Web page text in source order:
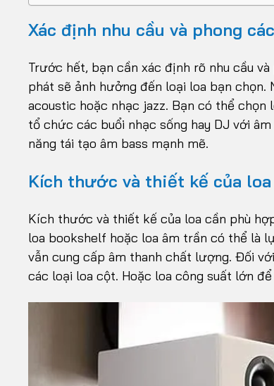
Xác định nhu cầu và phong
Trước hết, bạn cần xác định rõ nhu cầu
phát sẽ ảnh hưởng đến loại loa bạn chọn.
acoustic hoặc nhạc jazz. Bạn có thể
tổ chức các buổi nhạc sống hay DJ với
năng tái tạo âm bass mạnh mẽ.
Kích thước và thiết kế của loa
Kích thước và thiết kế của loa cần phù
loa bookshelf hoặc loa âm trần có thể là
vẫn cung cấp âm thanh chất lượng. Đối
các loại loa cột. Hoặc loa công suất lớn